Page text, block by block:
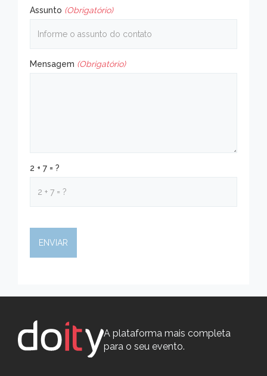
Assunto (Obrigatório)
Mensagem (Obrigatório)
2 + 7 = ?
A plataforma mais completa
para o seu evento.